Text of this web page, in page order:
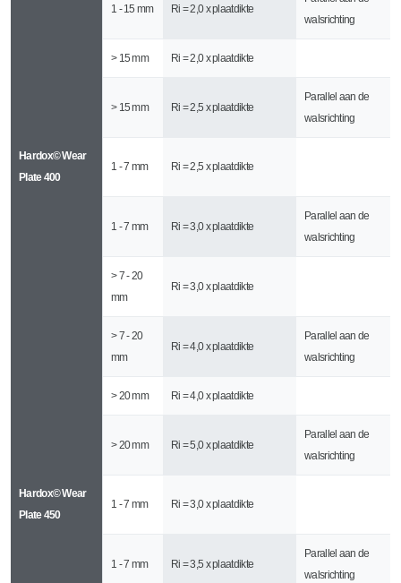
1 - 15 mm Ri = 2,0 x plaatdikte
walsrichting
> 15 mm Ri = 2,0 x plaatdikte
> 15 mm Ri = 2,5 x plaatdikte
Parallel aan de
walsrichting
Hardox© Wear
Plate 400
1 - 7 mm Ri = 2,5 x plaatdikte
1 - 7 mm Ri = 3,0 x plaatdikte
Parallel aan de
walsrichting
> 7 - 20
mm
Ri = 3,0 x plaatdikte
> 7 - 20
mm
Ri = 4,0 x plaatdikte
Parallel aan de
walsrichting
> 20 mm Ri = 4,0 x plaatdikte
> 20 mm Ri = 5,0 x plaatdikte
Parallel aan de
walsrichting
Hardox© Wear
Plate 450
1 - 7 mm Ri = 3,0 x plaatdikte
1 - 7 mm Ri = 3,5 x plaatdikte
Parallel aan de
walsrichting